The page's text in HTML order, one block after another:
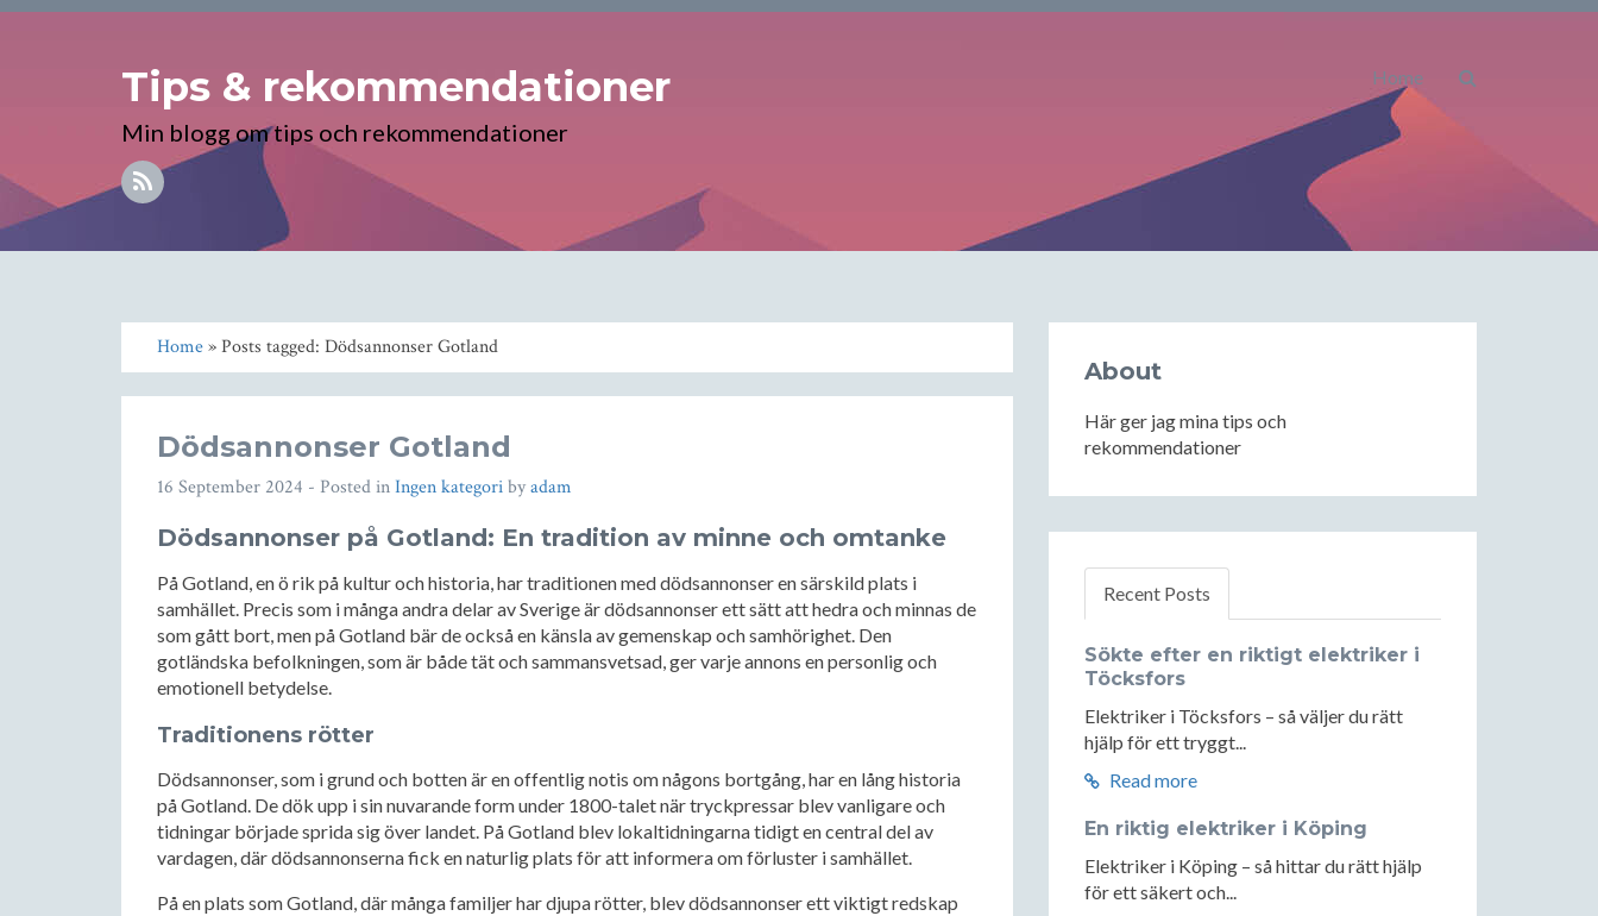
Tips & rekommendationer
Min blogg om tips och rekommendationer
Home
Home» Posts tagged: Dödsannonser Gotland
Dödsannonser Gotland
16 September 2024 - Posted inIngen kategoribyadam
Dödsannonser på Gotland: En tradition av minne och omtanke
På Gotland, en ö rik på kultur och historia, har traditionen med dödsannonser en särskild plats i
samhället. Precis som i många andra delar av Sverige är dödsannonser ett sätt att hedra och minnas de
som gått bort, men på Gotland bär de också en känsla av gemenskap och samhörighet. Den
gotländska befolkningen, som är både tät och sammansvetsad, ger varje annons en personlig och
emotionell betydelse.
Traditionens rötter
Dödsannonser, som i grund och botten är en offentlig notis om någons bortgång, har en lång historia
på Gotland. De dök upp i sin nuvarande form under 1800-talet när tryckpressar blev vanligare och
tidningar började sprida sig över landet. På Gotland blev lokaltidningarna tidigt en central del av
vardagen, där dödsannonserna fick en naturlig plats för att informera om förluster i samhället.
På en plats som Gotland, där många familjer har djupa rötter, blev dödsannonser ett viktigt redskap
About
Här ger jag mina tips och
rekommendationer
Recent Posts
Sökte efter en riktigt elektriker i
Töcksfors
Elektriker i Töcksfors – så väljer du rätt
hjälp för ett tryggt...
Read more
En riktig elektriker i Köping
Elektriker i Köping – så hittar du rätt hjälp
för ett säkert och...